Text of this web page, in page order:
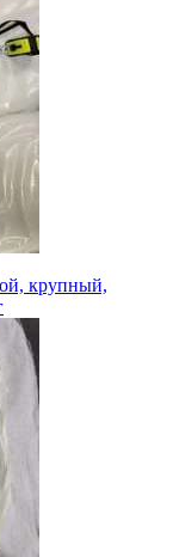
крупный,